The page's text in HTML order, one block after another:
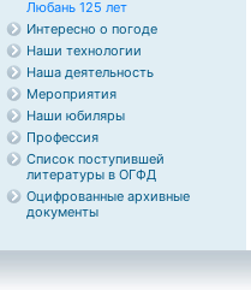
Любань 125 лет
Интересно о погоде
Наши технологии
Наша деятельность
Мероприятия
Наши юбиляры
Профессия
Список поступившей
литературы в ОГФД
Оцифрованные архивные
документы